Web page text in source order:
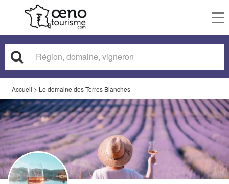
Accueil > Le domaine des Terres Blanches